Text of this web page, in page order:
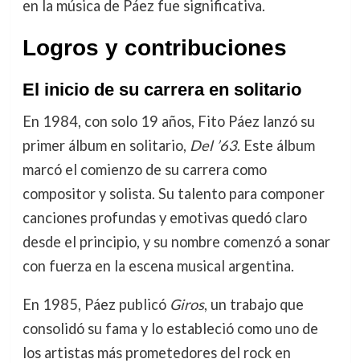
en la música de Páez fue significativa.
Logros y contribuciones
El inicio de su carrera en solitario
En 1984, con solo 19 años, Fito Páez lanzó su
primer álbum en solitario, Del ’63. Este álbum
marcó el comienzo de su carrera como
compositor y solista. Su talento para componer
canciones profundas y emotivas quedó claro
desde el principio, y su nombre comenzó a sonar
con fuerza en la escena musical argentina.
En 1985, Páez publicó Giros, un trabajo que
consolidó su fama y lo estableció como uno de
los artistas más prometedores del rock en